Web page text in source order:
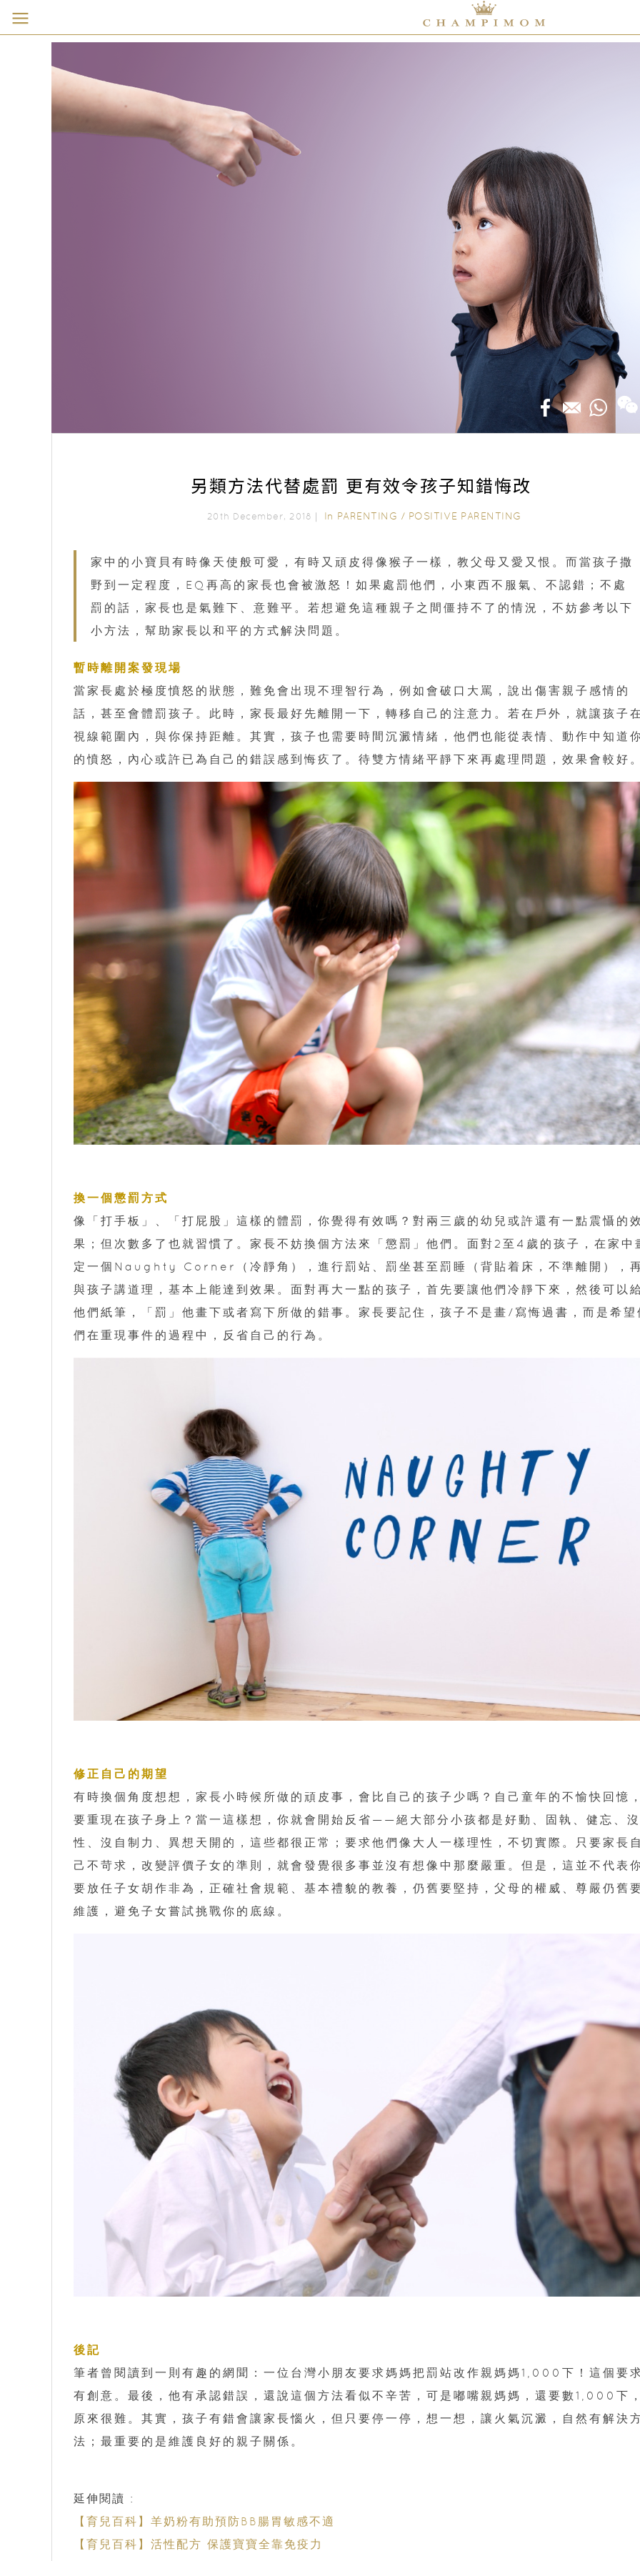
另類方法代替處罰 更有效令孩子知錯悔改
20th December, 2018｜ In PARENTING / POSITIVE PARENTING
家中的小寶貝有時像天使般可愛，有時又頑皮得像猴子一樣，教父母又愛又恨。而當孩子撒
野到一定程度，EQ再高的家長也會被激怒！如果處罰他們，小東西不服氣、不認錯；不處
罰的話，家長也是氣難下、意難平。若想避免這種親子之間僵持不了的情況，不妨參考以下
小方法，幫助家長以和平的方式解決問題。
暫時離開案發現場
當家長處於極度憤怒的狀態，難免會出現不理智行為，例如會破口大罵，說出傷害親子感情的
話，甚至會體罰孩子。此時，家長最好先離開一下，轉移自己的注意力。若在戶外，就讓孩子
視線範圍內，與你保持距離。其實，孩子也需要時間沉澱情緒，他們也能從表情、動作中知道
的憤怒，內心或許已為自己的錯誤感到悔疚了。待雙方情緒平靜下來再處理問題，效果會較好
換一個懲罰方式
像「打手板」、「打屁股」這樣的體罰，你覺得有效嗎？對兩三歲的幼兒或許還有一點震懾的
果；但次數多了也就習慣了。家長不妨換個方法來「懲罰」他們。面對2至4歲的孩子，在家中
定一個Naughty Corner（冷靜角），進行罰站、罰坐甚至罰睡（背貼着床，不準離開），
與孩子講道理，基本上能達到效果。面對再大一點的孩子，首先要讓他們冷靜下來，然後可以
他們紙筆，「罰」他畫下或者寫下所做的錯事。家長要記住，孩子不是畫/寫悔過書，而是希望
們在重現事件的過程中，反省自己的行為。
修正自己的期望
有時換個角度想想，家長小時候所做的頑皮事，會比自己的孩子少嗎？自己童年的不愉快回憶
要重現在孩子身上？當一這樣想，你就會開始反省——絕大部分小孩都是好動、固執、健忘、
性、沒自制力、異想天開的，這些都很正常；要求他們像大人一樣理性，不切實際。只要家長
己不苛求，改變評價子女的準則，就會發覺很多事並沒有想像中那麼嚴重。但是，這並不代表
要放任子女胡作非為，正確社會規範、基本禮貌的教養，仍舊要堅持，父母的權威、尊嚴仍舊
維護，避免子女嘗試挑戰你的底線。
後記
筆者曾閱讀到一則有趣的網聞：一位台灣小朋友要求媽媽把罰站改作親媽媽1,000下！這個要
有創意。最後，他有承認錯誤，還說這個方法看似不辛苦，可是嘟嘴親媽媽，還要數1,000下
原來很難。其實，孩子有錯會讓家長惱火，但只要停一停，想一想，讓火氣沉澱，自然有解決
法；最重要的是維護良好的親子關係。
延伸閱讀 :
【育兒百科】羊奶粉有助預防BB腸胃敏感不適
【育兒百科】活性配方 保護寶寶全靠免疫力